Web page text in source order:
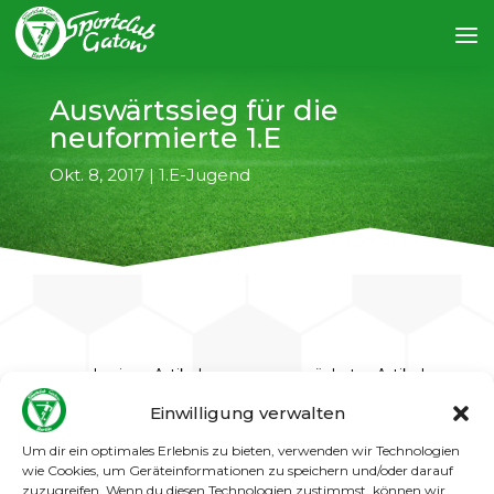
Einwilligung verwalten
Um dir ein optimales Erlebnis zu bieten, verwenden wir Technologien
wie Cookies, um Geräteinformationen zu speichern und/oder darauf
zuzugreifen. Wenn du diesen Technologien zustimmst, können wir
Auswärtssieg für die
neuformierte 1.E
Okt. 8, 2017|1.E-Jugend
vorheriger Artikel nächster Artikel
Bei Berolina Mitte musste die 1.E beim ersten
gemeinsamen Spiel in der Landesklasse gleich
auswärts antreten. Nachdem anfangs beide